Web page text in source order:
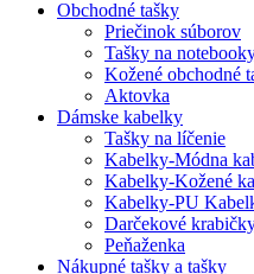
Obchodné tašky
Priečinok súborov
Tašky na
Kožené obchodné
Aktovka
Dámske kabelky
Tašky na líčenie
Kabelky-Módna
Kabelky-Kožené
Kabelky-PU
Darčekové
Peňaženka
Nákupné tašky a tašky